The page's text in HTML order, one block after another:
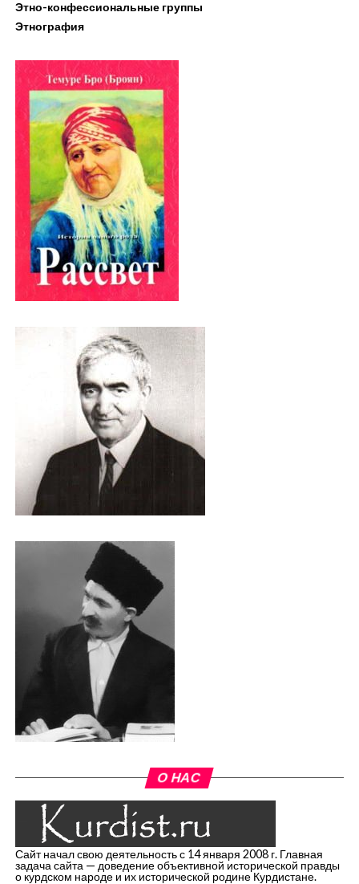
Этно-конфессиональные группы
Этнография
О НАС
Сайт начал свою деятельность с 14 января 2008 г. Главная
задача сайта — доведение объективной исторической правды
о курдском народе и их исторической родине Курдистане.